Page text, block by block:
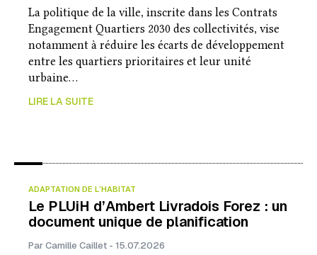
La politique de la ville, inscrite dans les Contrats
Engagement Quartiers 2030 des collectivités, vise
notamment à réduire les écarts de développement
entre les quartiers prioritaires et leur unité
urbaine…
LIRE LA SUITE
ADAPTATION DE L’HABITAT
Le PLUiH d’Ambert Livradois Forez : un
document unique de planification
Par Camille Caillet - 15.07.2026